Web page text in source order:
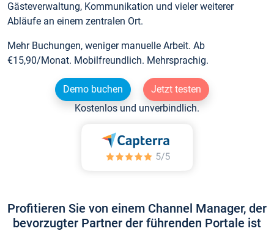
Gästeverwaltung, Kommunikation und vieler weiterer
Abläufe an einem zentralen Ort.
Mehr Buchungen, weniger manuelle Arbeit. Ab
€15,90/Monat. Mobilfreundlich. Mehrsprachig.
Demo buchen
Jetzt testen
Kostenlos und unverbindlich.
Profitieren Sie von einem Channel Manager, der
bevorzugter Partner der führenden Portale ist